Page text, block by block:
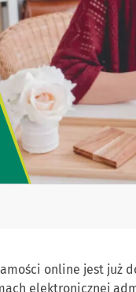
online jest już
elektronicznej